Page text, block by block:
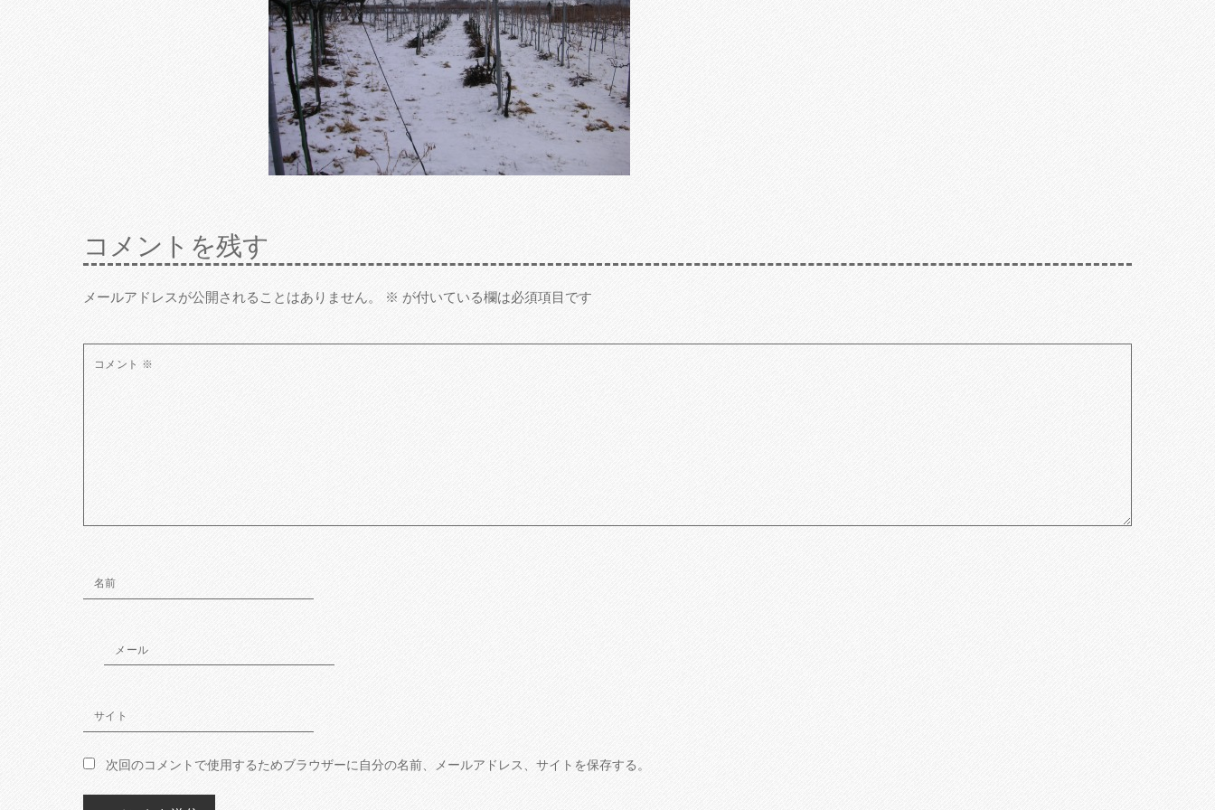
コメントを残す
メールアドレスが公開されることはありません。 ※ が付いている欄は必須項目です
コメント ※
名前
メール
サイト
次回のコメントで使用するためブラウザーに自分の名前、メールアドレス、サイトを保存する。